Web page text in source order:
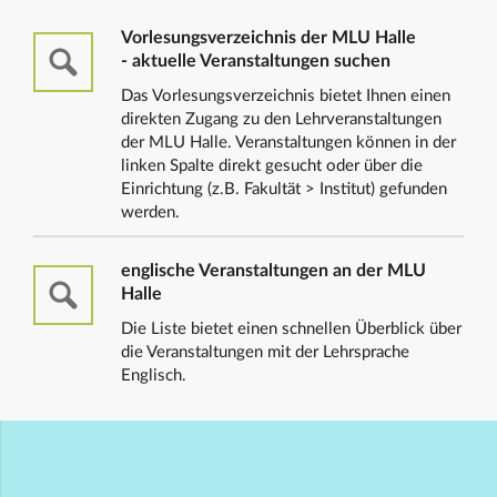
Vorlesungsverzeichnis der MLU Halle
- aktuelle Veranstaltungen suchen
Das Vorlesungsverzeichnis bietet Ihnen einen
direkten Zugang zu den Lehrveranstaltungen
der MLU Halle. Veranstaltungen können in der
linken Spalte direkt gesucht oder über die
Einrichtung (z.B. Fakultät > Institut) gefunden
werden.
englische Veranstaltungen an der MLU
Halle
Die Liste bietet einen schnellen Überblick über
die Veranstaltungen mit der Lehrsprache
Englisch.